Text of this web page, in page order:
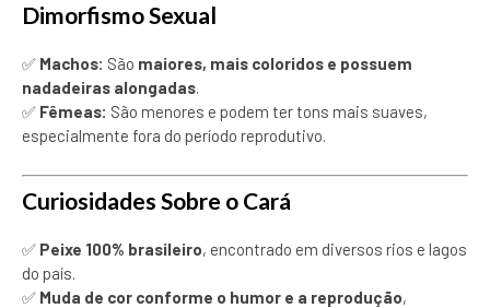
Dimorfismo Sexual
✅ Machos: São maiores, mais coloridos e possuem
nadadeiras alongadas.
✅ Fêmeas: São menores e podem ter tons mais suaves,
especialmente fora do período reprodutivo.
Curiosidades Sobre o Cará
✅ Peixe 100% brasileiro, encontrado em diversos rios e lagos
do país.
✅ Muda de cor conforme o humor e a reprodução,